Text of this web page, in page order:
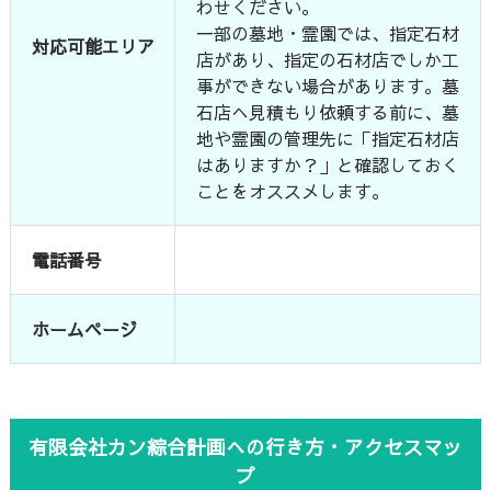
対応可能エリア
わせください。
一部の墓地・霊園では、指定石材
店があり、指定の石材店でしか工
事ができない場合があります。墓
石店へ見積もり依頼する前に、墓
地や霊園の管理先に「指定石材店
はありますか？」と確認しておく
ことをオススメします。
電話番号
ホームページ
有限会社カン綜合計画への行き方・アクセスマッ
プ